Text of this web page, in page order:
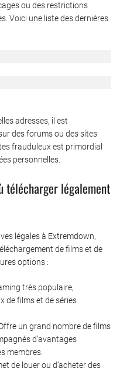
ou des restrictions
Voici une liste des dernières
adresses, il est
des forums ou des sites
frauduleux est primordial
personnelles.
télécharger légalement
légales à Extremdown,
de films et de
options :
très populaire,
de films et de séries
un grand nombre de films
d’avantages
membres.
de louer ou d’acheter des